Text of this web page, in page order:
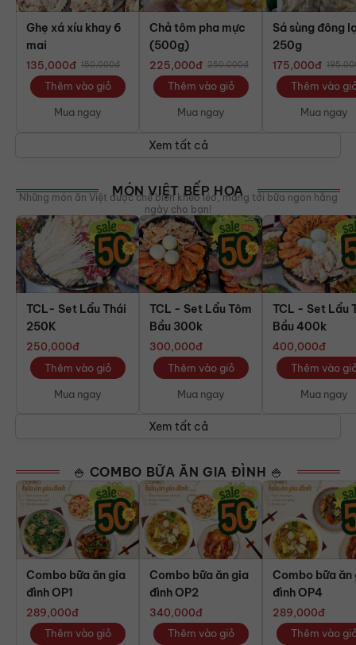
Ghẹ xá xíu khay 6
mai
135,000đ 150,000đ
Mua ngay
Thêm vào giỏ
Chả tôm pha mực
(500g)
225,000đ 250,000đ
Mua ngay
Thêm vào giỏ
Sá sùng đông
250g
175,000đ
Mua ngay
Thêm vào
Xem tất cả
MÓN VIỆT BẾP HOA
Những món ăn Việt được chế biến khéo léo, mang tới bữa ngon hằng
ngày cho bạn!
TCL- Set Lẩu Thái
250K
250,000đ
Mua ngay
Thêm vào giỏ
TCL - Set Lẩu Tôm
Bầu 300k
300,000đ
Mua ngay
Thêm vào giỏ
TCL - Set Lẩu
Bầu 400k
400,000đ
Mua ngay
Thêm vào
Xem tất cả
🍚 COMBO BỮA ĂN GIA ĐÌNH 🍚
Combo bữa ăn gia
đình OP1
289,000đ
Thêm vào giỏ
Combo bữa ăn gia
đình OP2
340,000đ
Thêm vào giỏ
Combo bữa ăn
đình OP4
289,000đ
Thêm vào